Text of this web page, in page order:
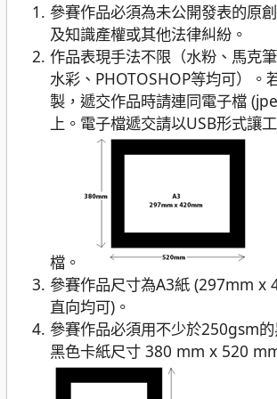
參賽作品必須為未公開發表的原
及知識產權或其他法律糾紛。
作品表現手法不限（水粉、 馬克筆
水彩、PHOTOSHOP等均可）
。
製，遞交作品時請連同電子檔
上。電子檔遞交請以USB形式讓
檔。
參賽作品尺寸為A3紙 (297mm x
直向均可)。
參賽作品必須用不少於250gsm的
黑色卡紙尺寸 380 mm x 520